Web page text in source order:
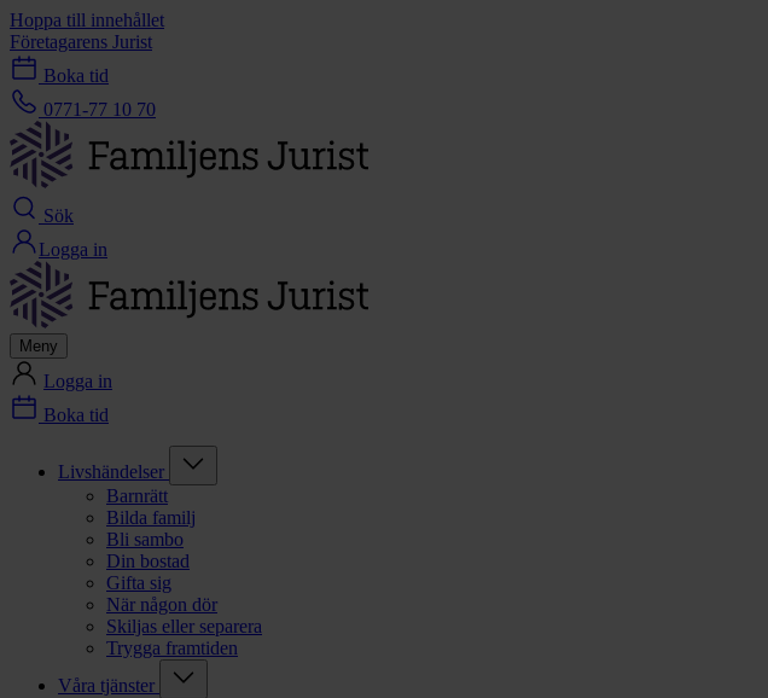
Hoppa till innehållet
Företagarens Jurist
Boka tid
0771-77 10 70
Sök
Logga in
Meny
Logga in
Boka tid
Livshändelser
Barnrätt
Bilda familj
Bli sambo
Din bostad
Gifta sig
När någon dör
Skiljas eller separera
Trygga framtiden
Våra tjänster